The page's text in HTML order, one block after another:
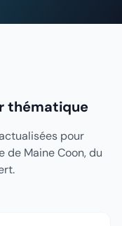
thématique
pour
Maine Coon, du